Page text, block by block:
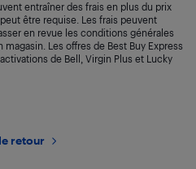
entraîner des frais en plus du prix
être requise. Les frais peuvent
en revue les conditions générales
Les offres de Best Buy Express
de Bell, Virgin Plus et Lucky
retour